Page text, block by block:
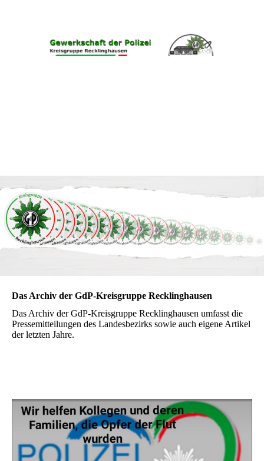
Das Archiv der GdP-Kreisgruppe Recklinghausen
Das Archiv der GdP-Kreisgruppe Recklinghausen umfasst die
Pressemitteilungen des Landesbezirks sowie auch eigene Artikel
der letzten Jahre.